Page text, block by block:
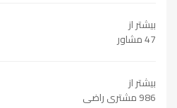
بیشتر از
47 مشاور
بیشتر از
986 مشتری راضی